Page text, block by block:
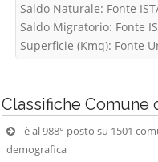
Saldo Naturale: Fonte
Saldo Migratorio: Fonte
Superficie (Kmq): Fonte
Classifiche Comune
è al 988° posto su 1501
demografica